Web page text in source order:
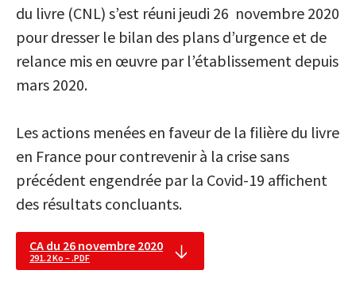
du livre (CNL) s’est réuni jeudi 26 novembre 2020
pour dresser le bilan des plans d’urgence et de
relance mis en œuvre par l’établissement depuis
mars 2020.
Les actions menées en faveur de la filière du livre
en France pour contrevenir à la crise sans
précédent engendrée par la Covid-19 affichent
des résultats concluants.
CA du 26 novembre 2020
291.2 Ko – .PDF